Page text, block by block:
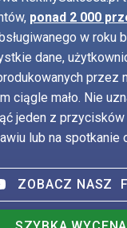
ponad 2 000
w roku
dane,
przez
ciągle mało. Nie
jeden z
lub na spotkanie
ZOBACZ NASZ